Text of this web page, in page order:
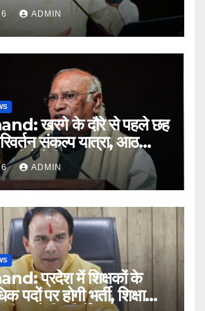
कार्रवाई, शून्य प्रदर्शन वाले
नोटिस…
ADMIN
खरगे के दौरे से पहले छह
संकल्प यात्रा, आठ
में रैली
ADMIN
प्रदेश में शिक्षकों के
पर होगी भर्ती, शिक्षा